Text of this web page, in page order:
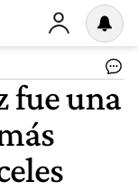
fue una